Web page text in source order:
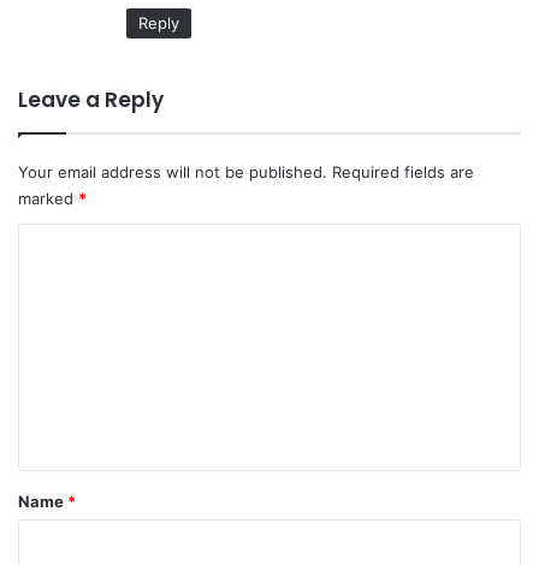
Reply
Leave a Reply
Your email address will not be published. Required fields are
marked *
*
Name *